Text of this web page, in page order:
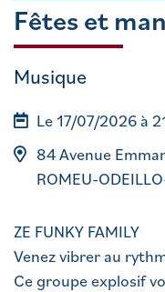
Fêtes et
Musique
Le 17/07/2026 à
84 Avenue
ROMEU-
ZE FUNKY FAMILY
Venez vibrer au
Ce groupe explosif